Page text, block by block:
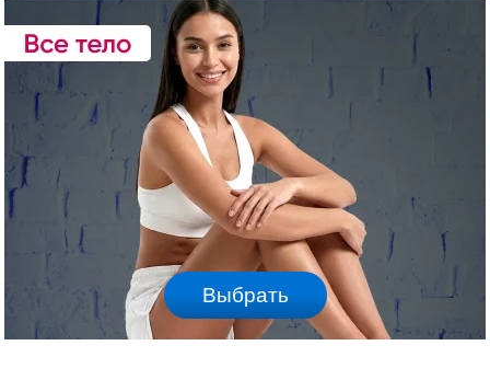
Выбрать